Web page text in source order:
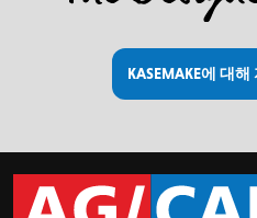
KASEMAKE에 대해